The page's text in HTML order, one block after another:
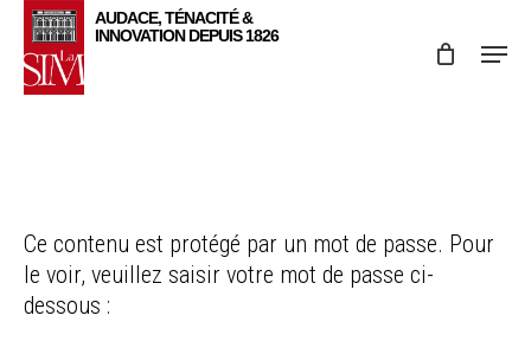
Skip
main
Menu
Ce contenu est protégé par un mot de passe. Pour
le voir, veuillez saisir votre mot de passe ci-
dessous :